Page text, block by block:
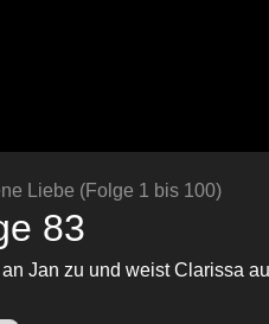
Liebe (Folge 1 bis 100)
83
Jan zu und weist Clarissa